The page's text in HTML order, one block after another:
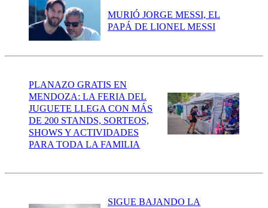
MURIÓ JORGE MESSI, EL
PAPÁ DE LIONEL MESSI
PLANAZO GRATIS EN
MENDOZA: LA FERIA DEL
JUGUETE LLEGA CON MÁS
DE 200 STANDS, SORTEOS,
SHOWS Y ACTIVIDADES
PARA TODA LA FAMILIA
SIGUE BAJANDO LA